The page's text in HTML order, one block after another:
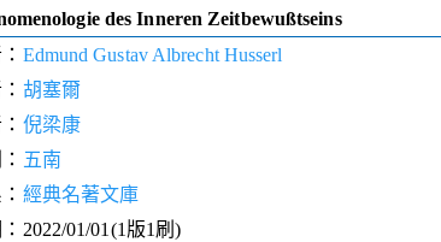
des Inneren Zeitbewußtseins
Edmund Gustav Albrecht Husserl
胡塞爾
倪梁康
五南
經典名著文庫
2022/01/01(1版1刷)